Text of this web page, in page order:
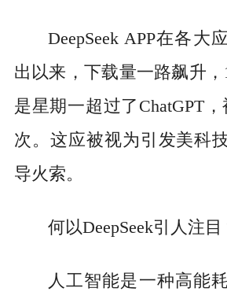
DeepSeek APP在各大
出以来，下载量一路飙升
是星期一超过了ChatGPT
次。这应被视为引发美科
导火索。
何以DeepSeek引人注目
人工智能是一种高能